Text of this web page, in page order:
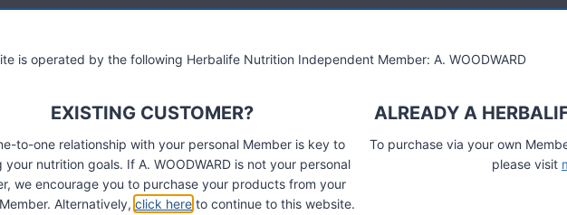
της Herbalife για περισσότερες πληροφορίες:
gr/
Herbalife
λογαριασμό σας στην σελίδα MyHerbalife, παραγγελίες προιόντων και άλλα…
Account/
is operated by the following Herbalife Nutrition Independent Member: A. WOODWARD
EXISTING CUSTOMER?
to-one relationship with your personal Member is key to
your nutrition goals. If A. WOODWARD is not your personal
we encourage you to purchase your products from your
Alternatively, click here to continue to this website.
ALREADY A
To purchase via your own
please visit